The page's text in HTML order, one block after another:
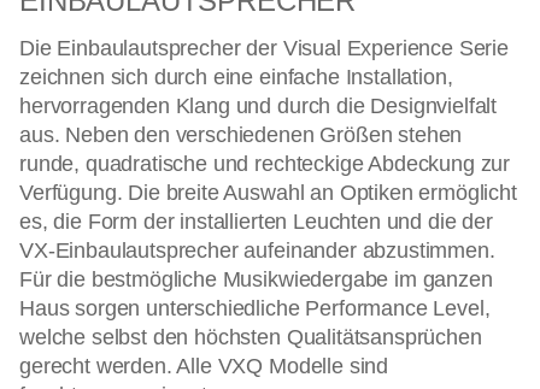
Die Einbaulautsprecher der Visual Experience Serie
zeichnen sich durch eine einfache Installation,
hervorragenden Klang und durch die Designvielfalt
aus. Neben den verschiedenen Größen stehen
runde, quadratische und rechteckige Abdeckung zur
Verfügung. Die breite Auswahl an Optiken ermöglicht
es, die Form der installierten Leuchten und die der
VX-Einbaulautsprecher aufeinander abzustimmen.
Für die bestmögliche Musikwiedergabe im ganzen
Haus sorgen unterschiedliche Performance Level,
welche selbst den höchsten Qualitätsansprüchen
gerecht werden. Alle VXQ Modelle sind